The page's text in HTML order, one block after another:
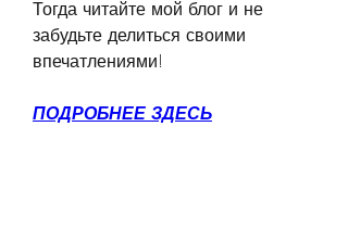
Тогда читайте мой блог и не
забудьте делиться своими
впечатлениями!
ПОДРОБНЕЕ ЗДЕСЬ